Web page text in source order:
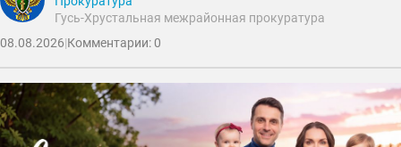
Гусь-Хрустальная межрайонная прокуратура
08.08.2026|Комментарии: 0